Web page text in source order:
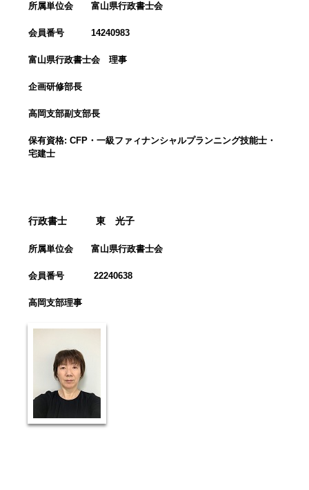
所属単位会 富山県行政書士会
会員番号 14240983
富山県行政書士会 理事
企画研修部長
高岡支部副支部長
保有資格: CFP・一級ファィナンシャルプランニング技能士・
宅建士
行政書士 東 光子
所属単位会 富山県行政書士会
会員番号 22240638
高岡支部理事